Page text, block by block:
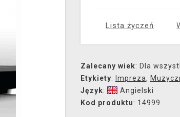
Lista życzeń
Zalecany wiek: Dla
Etykiety: Impreza,
Język:
Angielski
Kod produktu: 14999